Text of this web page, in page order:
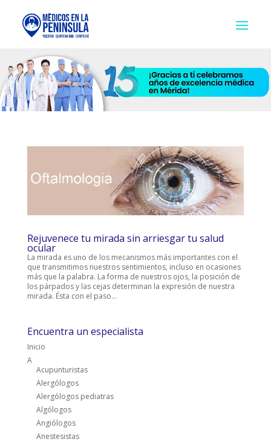
Rejuvenece tu mirada sin arriesgar tu salud
ocular
La mirada es uno de los mecanismos más importantes con el
que transmitimos nuestros sentimientos, incluso en ocasiones
más que la palabra. La forma de nuestros ojos, la posición de
los párpados y las cejas determinan la expresión de nuestra
mirada. Ésta con el paso...
Encuentra un especialista
Inicio
A
Acupunturistas
Alergólogos
Alergólogos pediatras
Algólogos
Angiólogos
Anestesistas